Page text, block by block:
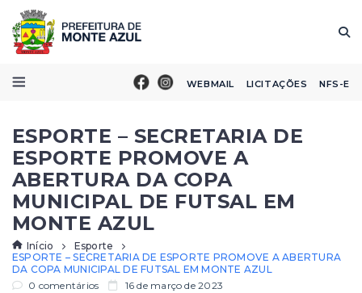
WEBMAIL LICITAÇÕES NFS-E
ESPORTE – SECRETARIA DE
ESPORTE PROMOVE A
ABERTURA DA COPA
MUNICIPAL DE FUTSAL EM
MONTE AZUL
Início
Esporte
ESPORTE – SECRETARIA DE ESPORTE PROMOVE A ABERTURA
DA COPA MUNICIPAL DE FUTSAL EM MONTE AZUL
0 comentários
16 de março de 2023